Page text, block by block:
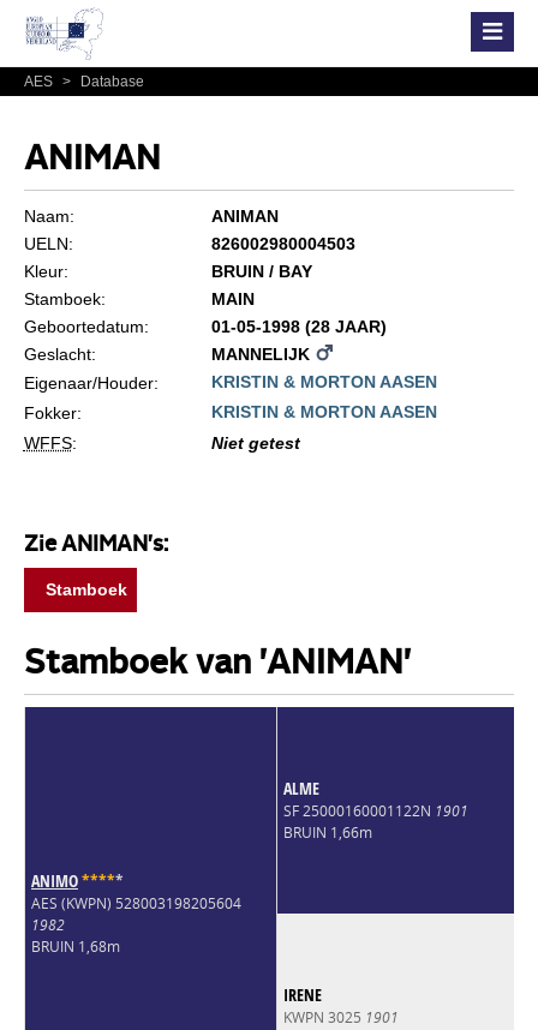
AES > Database
ANIMAN
Naam:
ANIMAN
UELN:
826002980004503
Kleur:
BRUIN / BAY
Stamboek:
MAIN
Geboortedatum:
01-05-1998 (28 JAAR)
Geslacht:
MANNELIJK
Eigenaar/Houder:
KRISTIN & MORTON AASEN
Fokker:
KRISTIN & MORTON AASEN
WFFS: Niet getest
Zie ANIMAN's:
Stamboek
Stamboek van 'ANIMAN'
ANIMO*****
AES (KWPN) 528003198205604
1982
BRUIN 1,68m
ALME
SF 25000160001122N 1901
BRUIN 1,66m
IRENE
KWPN 3025 1901